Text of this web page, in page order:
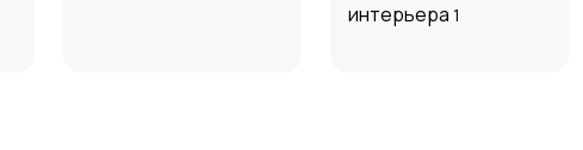
интерьера 1